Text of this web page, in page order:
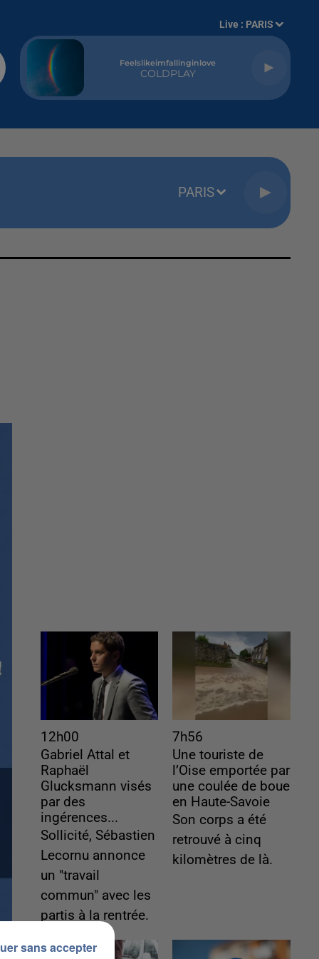
Live : PARIS
Feelslikeimfallinginlove
COLDPLAY
PARIS
12h00
Gabriel Attal et
Raphaël
Glucksmann visés
par des
ingérences...
Sollicité, Sébastien
Lecornu annonce
un "travail
commun" avec les
partis à la rentrée.
7h56
Une touriste de
l’Oise emportée par
une coulée de boue
en Haute-Savoie
Son corps a été
retrouvé à cinq
kilomètres de là.
sans accepter